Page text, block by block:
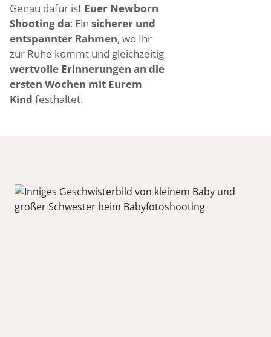
Genau dafür ist Euer Newborn
Shooting da: Ein sicherer und
entspannter Rahmen, wo Ihr
zur Ruhe kommt und gleichzeitig
wertvolle Erinnerungen an die
ersten Wochen mit Eurem
Kind festhaltet.